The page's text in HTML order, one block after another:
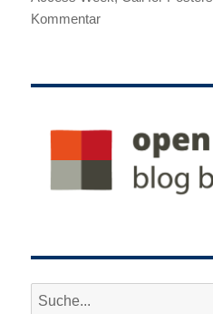
Kommentarzu
Posters
Save
–
Access
Woche
Suchen